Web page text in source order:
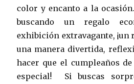
color y encanto a la
buscando un regalo
exhibición extravagante, ¡un
una manera divertida,
hacer que el cumpleaños
especial! Si buscas